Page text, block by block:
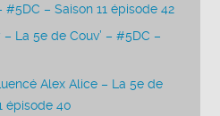
#5DC – Saison 11 épisode 42
La 5e de Couv’ – #5DC –
Alex Alice – La 5e de
épisode 40